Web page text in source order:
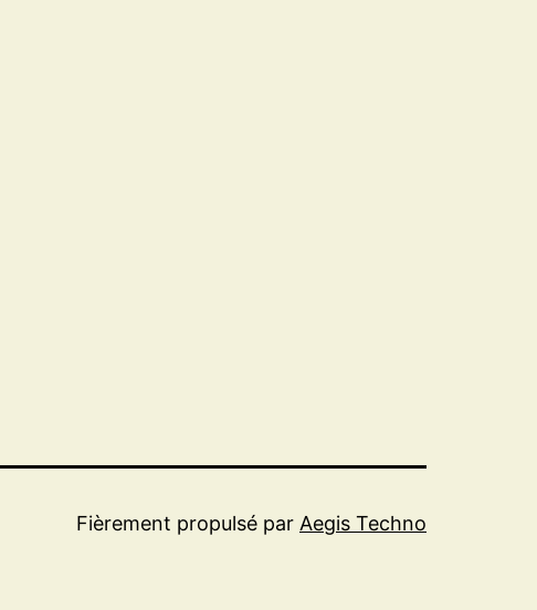
Fièrement propulsé par Aegis Techno